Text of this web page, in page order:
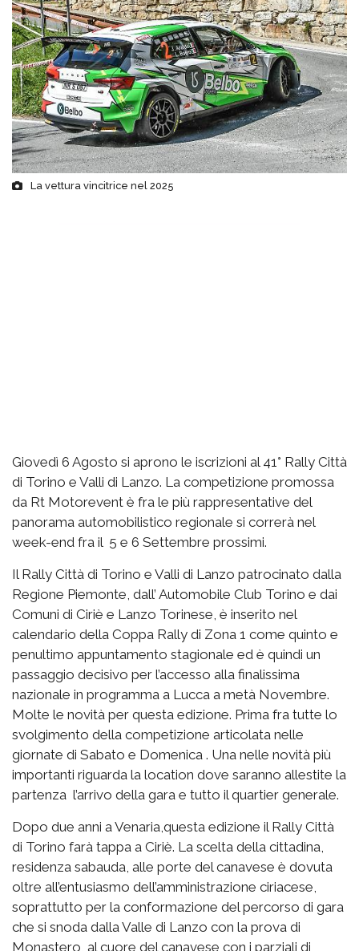
La vettura vincitrice nel 2025
Giovedì 6 Agosto si aprono le iscrizioni al 41° Rally Città
di Torino e Valli di Lanzo. La competizione promossa
da Rt Motorevent è fra le più rappresentative del
panorama automobilistico regionale si correrà nel
week-end fra il 5 e 6 Settembre prossimi.
Il Rally Città di Torino e Valli di Lanzo patrocinato dalla
Regione Piemonte, dall’ Automobile Club Torino e dai
Comuni di Ciriè e Lanzo Torinese, è inserito nel
calendario della Coppa Rally di Zona 1 come quinto e
penultimo appuntamento stagionale ed è quindi un
passaggio decisivo per l’accesso alla finalissima
nazionale in programma a Lucca a metà Novembre.
Molte le novità per questa edizione. Prima fra tutte lo
svolgimento della competizione articolata nelle
giornate di Sabato e Domenica . Una nelle novità più
importanti riguarda la location dove saranno allestite la
partenza l’arrivo della gara e tutto il quartier generale.
Dopo due anni a Venaria,questa edizione il Rally Città
di Torino farà tappa a Ciriè. La scelta della cittadina,
residenza sabauda, alle porte del canavese è dovuta
oltre all’entusiasmo dell’amministrazione ciriacese,
soprattutto per la conformazione del percorso di gara
che si snoda dalla Valle di Lanzo con la prova di
Monastero, al cuore del canavese con i parziali di